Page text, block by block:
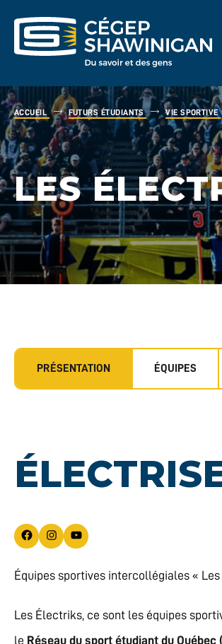
ACCUEIL FUTURS ÉTUDIANTS VIE SPORTIVE
LES
PRÉSENTATION ÉQUIPES
FacebookInstagram
YouTube
Équipes sportives intercollégiales «
Les Électriks, ce sont les équipes
le Réseau du sport étudiant du Québec